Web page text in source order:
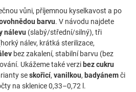
vůni, příjemnou kyselkavost a po
barvu. V návodu najdete
nálevu (slabý/střední/silný), tři
nálev, krátká sterilizace,
bez zakalení, stabilní barvu (bez
Ukážeme také verzi bez cukru
seskořicí, vanilkou, badyánemči
na sklenice 0,33–0,72 l.